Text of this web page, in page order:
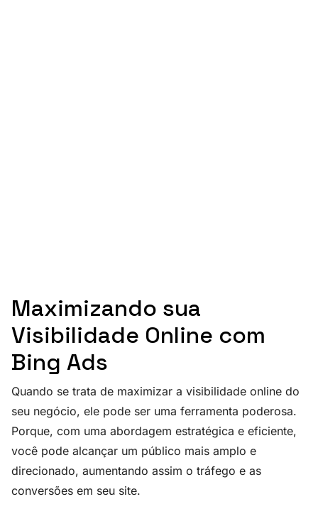
Maximizando sua
Visibilidade Online com
Bing Ads
Quando se trata de maximizar a visibilidade online do
seu negócio, ele pode ser uma ferramenta poderosa.
Porque, com uma abordagem estratégica e eficiente,
você pode alcançar um público mais amplo e
direcionado, aumentando assim o tráfego e as
conversões em seu site.